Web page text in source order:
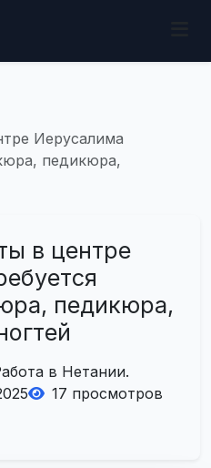
Иерусалима
педикюра,
в центре
педикюра,
в Нетании.
17 просмотров